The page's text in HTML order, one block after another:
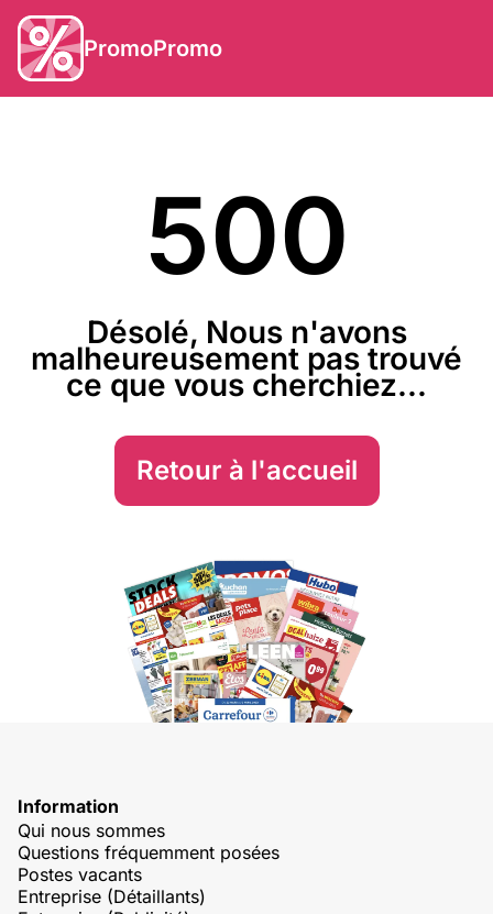
PromoPromo
500
Désolé, Nous n'avons
malheureusement pas trouvé
ce que vous cherchiez...
Retour à l'accueil
Information
Qui nous sommes
Questions fréquemment posées
Postes vacants
Entreprise (Détaillants)